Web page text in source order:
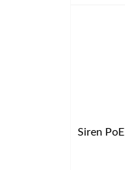
Siren PoE